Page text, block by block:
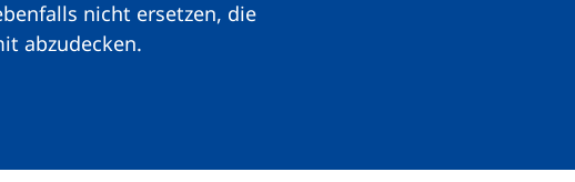
nicht ersetzen, die
abzudecken.